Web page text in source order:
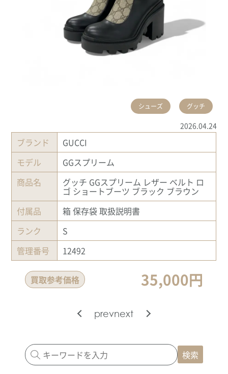
シューズ グッチ
2026.04.24
ブランド
GUCCI
モデル
GGスプリーム
商品名
グッチ GGスプリーム レザー ベルト ロ
ゴ ショートブーツ ブラック ブラウン
付属品
箱 保存袋 取扱説明書
ランク
S
管理番号
12492
買取参考価格 35,000円
prevnext
検索